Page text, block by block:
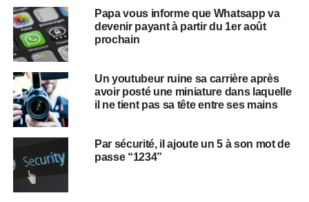
Papa vous informe que Whatsapp va
devenir payant à partir du 1er août
prochain
Un youtubeur ruine sa carrière après
avoir posté une miniature dans laquelle
il ne tient pas sa tête entre ses mains
Par sécurité, il ajoute un 5 à son mot de
passe “1234”